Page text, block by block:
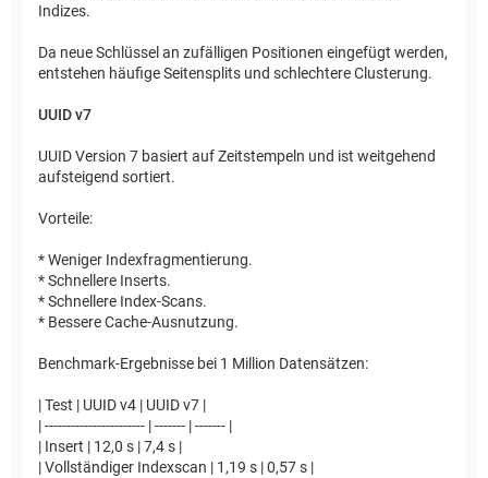
Indizes.
Da neue Schlüssel an zufälligen Positionen eingefügt werden,
entstehen häufige Seitensplits und schlechtere Clusterung.
UUID v7
UUID Version 7 basiert auf Zeitstempeln und ist weitgehend
aufsteigend sortiert.
Vorteile:
* Weniger Indexfragmentierung.
* Schnellere Inserts.
* Schnellere Index-Scans.
* Bessere Cache-Ausnutzung.
Benchmark-Ergebnisse bei 1 Million Datensätzen:
| Test | UUID v4 | UUID v7 |
| ----------------------- | ------- | ------- |
| Insert | 12,0 s | 7,4 s |
| Vollständiger Indexscan | 1,19 s | 0,57 s |